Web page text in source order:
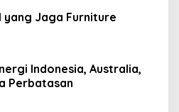
yang Jaga Furniture
Indonesia, Australia,
Perbatasan